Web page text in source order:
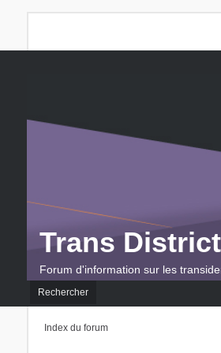
Trans District
Forum d'information sur les
Rechercher
Index du forum